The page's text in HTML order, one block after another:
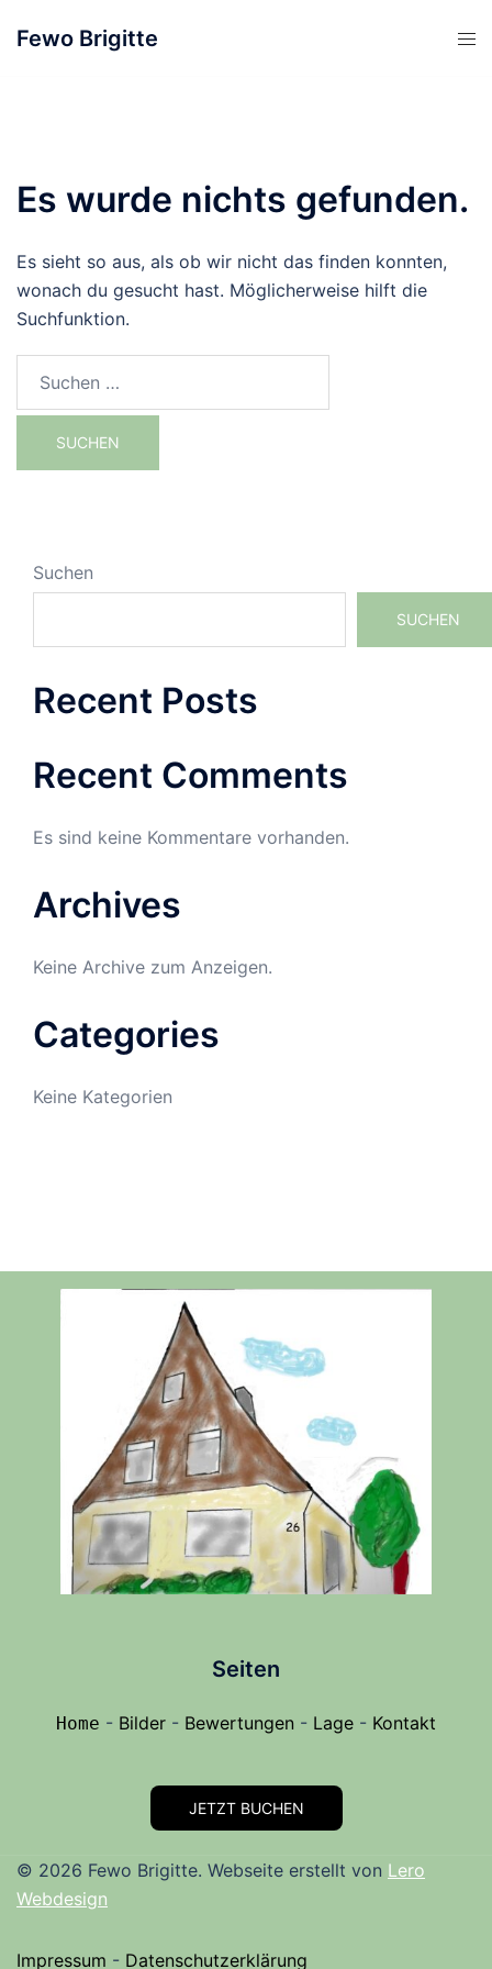
Inhalt
Fewo Brigitte
Es wurde nichts gefunden.
Es sieht so aus, als ob wir nicht das finden konnten,
wonach du gesucht hast. Möglicherweise hilft die
Suchfunktion.
Suchen
SUCHEN
Recent Posts
Recent Comments
Es sind keine Kommentare vorhanden.
Archives
Keine Archive zum Anzeigen.
Categories
Keine Kategorien
Seiten
Home - Bilder - Bewertungen - Lage - Kontakt
JETZT BUCHEN
© 2026 Fewo Brigitte. Webseite erstellt von Lero
Webdesign
Impressum - Datenschutzerklärung